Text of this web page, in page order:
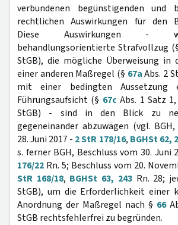
verbundenen begünstigenden und
rechtlichen Auswirkungen für den
Diese Auswirkungen -
behandlungsorientierte Strafvollzug
StGB), die mögliche Überweisung in
einer anderen Maßregel (§ 67aAbs. 2
mit einer bedingten Aussetzung
Führungsaufsicht (§ 67cAbs. 1 Satz
StGB) - sind in den Blick zu
gegeneinander abzuwägen (vgl.
28. Juni 2017 - 2 StR 178/16, BGHSt 62,
s. ferner BGH, Beschluss vom 30. Juni
176/22 Rn. 5; Beschluss vom 20.
StR 168/18, BGHSt 63, 243Rn. 28;
StGB), um die Erforderlichkeit einer
Anordnung der Maßregel nach § 66
StGB rechtsfehlerfrei zu begründen.